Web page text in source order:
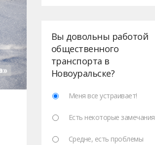
Вы довольны работой
общественного
транспорта в
Новоуральске?
Меня все устраивает!
Есть некоторые замечания
Средне, есть проблемы